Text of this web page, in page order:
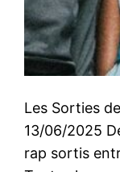
Les Sorties
13/06/2025
rap sortis